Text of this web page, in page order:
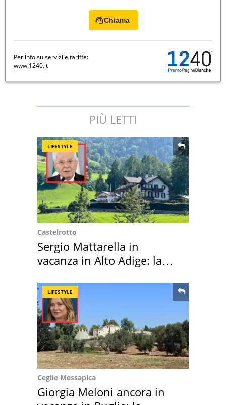
Chiama
Per info su servizi e tariffe:
www.1240.it
PIÙ LETTI
LIFESTYLE
Castelrotto
Sergio Mattarella in
vacanza in Alto Adige: la
LIFESTYLE
Ceglie Messapica
Giorgia Meloni ancora in